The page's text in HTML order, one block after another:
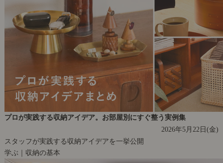
プロが実践する収納アイデア。お部屋別にすぐ整う実例集
2026年5月22日(金)
スタッフが実践する収納アイデアを一挙公開
学ぶ｜収納の基本